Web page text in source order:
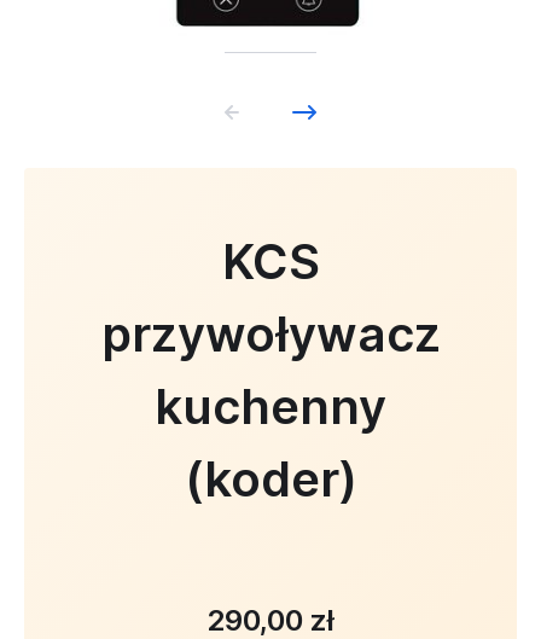
KCS
przywoływacz
kuchenny
(koder)
290,00 zł